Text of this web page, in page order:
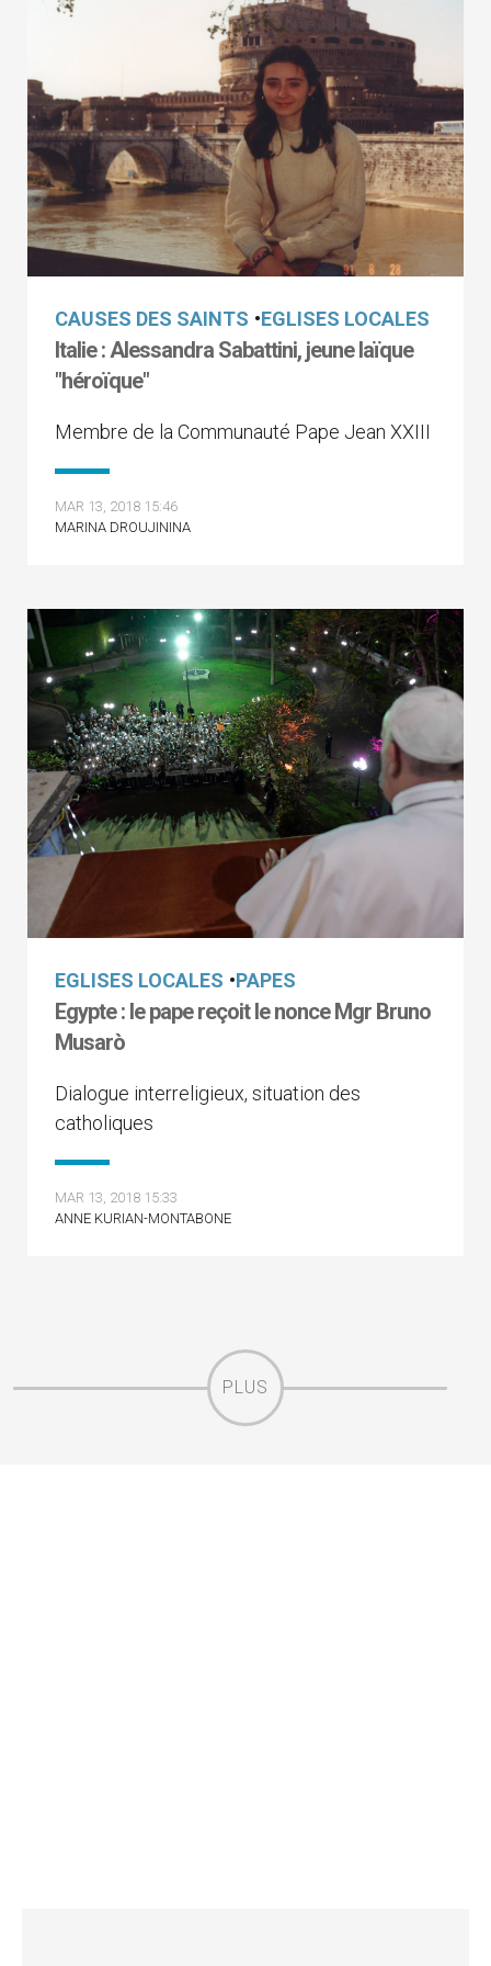
CAUSES DES SAINTS •EGLISES LOCALES
Italie : Alessandra Sabattini, jeune laïque
"héroïque"
Membre de la Communauté Pape Jean XXIII
MAR 13, 2018 15:46
MARINA DROUJININA
EGLISES LOCALES •PAPES
Egypte : le pape reçoit le nonce Mgr Bruno
Musarò
Dialogue interreligieux, situation des
catholiques
MAR 13, 2018 15:33
ANNE KURIAN-MONTABONE
PLUS